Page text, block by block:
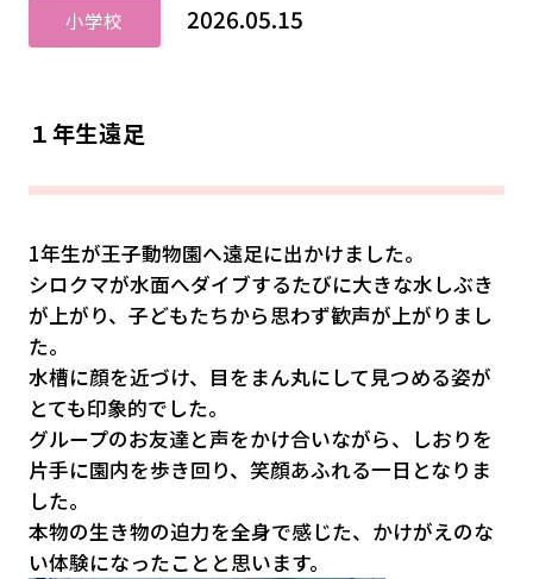
小学校 2026.05.15
１年生遠足
1年生が王子動物園へ遠足に出かけました。
シロクマが水面へダイブするたびに大きな水しぶき
が上がり、子どもたちから思わず歓声が上がりまし
た。
水槽に顔を近づけ、目をまん丸にして見つめる姿が
とても印象的でした。
グループのお友達と声をかけ合いながら、しおりを
片手に園内を歩き回り、笑顔あふれる一日となりま
した。
本物の生き物の迫力を全身で感じた、かけがえのな
い体験になったことと思います。